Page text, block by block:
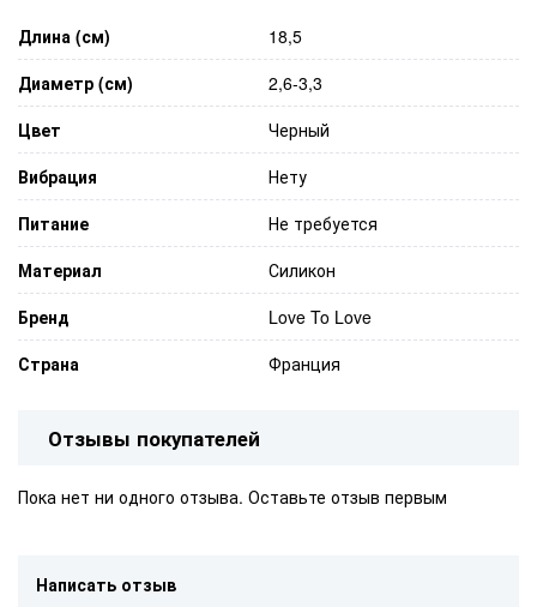
Длина (см)
18,5
Диаметр (см)
2,6-3,3
Цвет
Черный
Вибрация
Нету
Питание
Не требуется
Материал
Силикон
Бренд
Love To Love
Страна
Франция
Отзывы покупателей
Пока нет ни одного отзыва. Оставьте отзыв первым
Написать отзыв